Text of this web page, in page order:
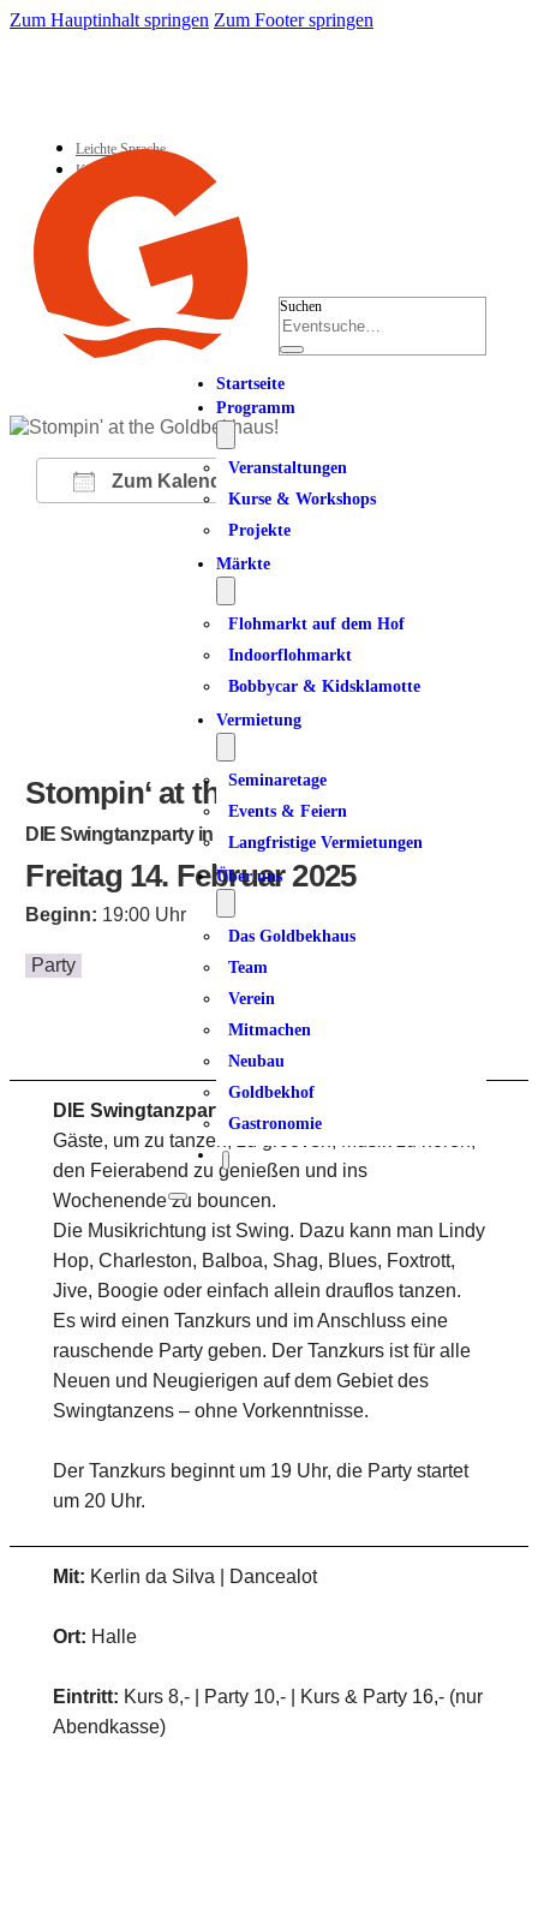
Zum Hauptinhalt springen Zum Footer springen
Leichte Sprache
Kontakt
Suchen
Startseite
Programm
Veranstaltungen
Kurse & Workshops
Projekte
Märkte
Flohmarkt auf dem Hof
Indoorflohmarkt
Bobbycar & Kidsklamotte
Vermietung
Seminaretage
Events & Feiern
Langfristige Vermietungen
Über uns
Das Goldbekhaus
Team
Verein
Mitmachen
Neubau
Goldbekhof
Gastronomie
Zum Kalender hinzufügen
ICS herunterladen
Google Kalender
iCalendarOffice 365
Stompin‘ at the Goldbekhaus!
DIE Swingtanzparty in Winterhude
Freitag 14. Februar 2025
Beginn: 19:00 Uhr
Party
DIE Swingtanzparty in Winterhude!
Gäste, um zu tanzen, zu grooven, Musik zu hören,
den Feierabend zu genießen und ins
Wochenende zu bouncen.
Die Musikrichtung ist Swing. Dazu kann man Lindy
Hop, Charleston, Balboa, Shag, Blues, Foxtrott,
Jive, Boogie oder einfach allein drauflos tanzen.
Es wird einen Tanzkurs und im Anschluss eine
rauschende Party geben. Der Tanzkurs ist für alle
Neuen und Neugierigen auf dem Gebiet des
Swingtanzens – ohne Vorkenntnisse.
Der Tanzkurs beginnt um 19 Uhr, die Party startet
um 20 Uhr.
Mit: Kerlin da Silva | Dancealot
Ort: Halle
Eintritt: Kurs 8,- | Party 10,- | Kurs & Party 16,- (nur
Abendkasse)